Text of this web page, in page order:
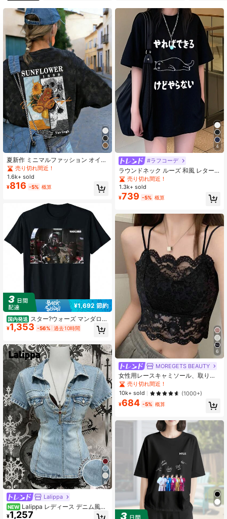
4.70 34 フォロワー
4.70 34 フォロワー
4.70 34 フォロワー
4.70 34 フォロワー
4.70 34 フォロワー
34 フォロワー
夏新作 ミニマルファッション オイル
ペイント ひまわり花柄プリント カジ
ュアル ラウンドネック タイダイ 半
袖Tシャツ 多用途 レディーストップ
ス ブラック
売り切れ間近！
1.6k+ sold
¥816 -5% 概算
¥1,692 節約
国内発送 スター?ウォーズ マンダロリ
アンとチャイルドパイロットとコパ
イロット。 Tシャツ.
¥1,353 -56% 過去10時間
6
Lalippa
NEW Lalippa レディース デニム風プ
リント 半袖 カジュアルTシャツ
¥1,257
4
#ラフコーデ
ラウンドネック ルーズ 和風 レター
プリント 可愛い猫 半袖Tシャツ、春
夏カジュアル ブラック
売り切れ間近！
1.3k+ sold
¥739 -5% 概算
6
MOREGETS BEAUTY
女性用レースキャミソール、取り外
し可能なパッド付き、かわいい&セク
シーな無地インナー、新学期、冬、
クリスマス、春節、カジュアルブラ
ックサマーに適しています、シック&
売り切れ間近！
10k+ sold
(1000+)
¥684 -5% 概算